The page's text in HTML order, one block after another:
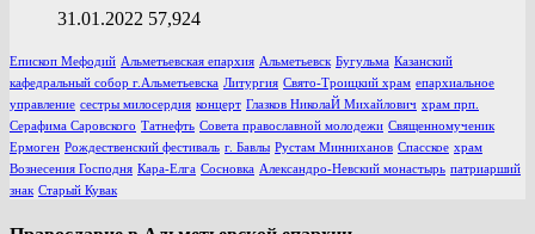
31.01.2022 57,924
Епископ Мефодий Альметьевская епархия Альметьевск Бугульма Казанский
кафедральный собор г.Альметьевска Литургия Свято-Троицкий храм епархиальное
управление сестры милосердия концерт Глазков НиколаЙ Михайлович храм прп.
Серафима Саровского Татнефть Совета православной молодежи Священномученик
Ермоген Рождественский фестиваль г. Бавлы Рустам Минниханов Спасское храм
Вознесения Господня Кара-Елга Сосновка Александро-Невский монастырь патриарший
знак Старый Кувак